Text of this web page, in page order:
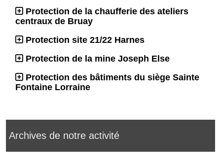
Protection de la chaufferie des ateliers
centraux de Bruay
Protection site 21/22 Harnes
Protection de la mine Joseph Else
Protection des bâtiments du siège Sainte
Fontaine Lorraine
Archives de notre activité